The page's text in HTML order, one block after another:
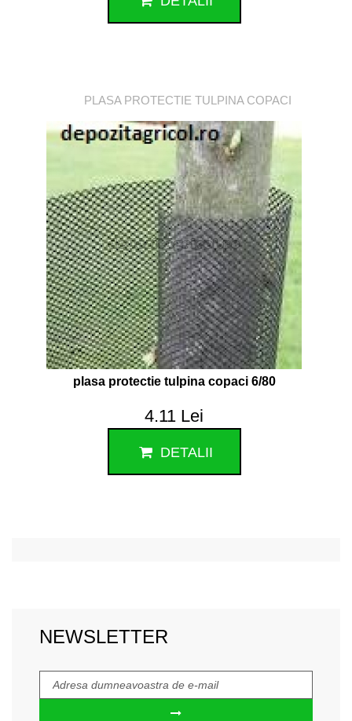
PLASA PROTECTIE TULPINA COPACI
plasa protectie tulpina copaci 6/80
4.11 Lei
DETALII
NEWSLETTER